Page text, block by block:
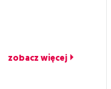
zobacz więcej